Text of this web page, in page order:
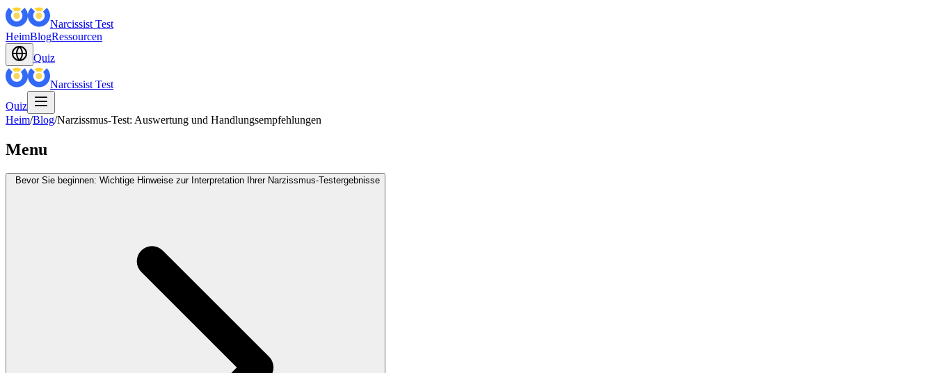
Narcissist Test
HeimBlogRessourcen
Quiz
Narcissist Test
Quiz
Heim/Blog/Narzissmus-Test: Auswertung und Handlungsempfehlungen
Menu
Bevor Sie beginnen: Wichtige Hinweise zur Interpretation Ihrer Narzissmus-Testergebnisse